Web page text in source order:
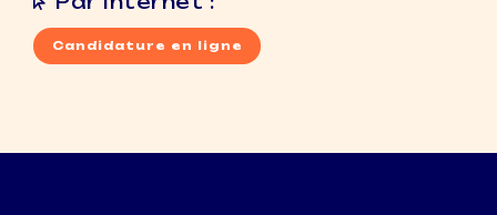
Candidature en ligne